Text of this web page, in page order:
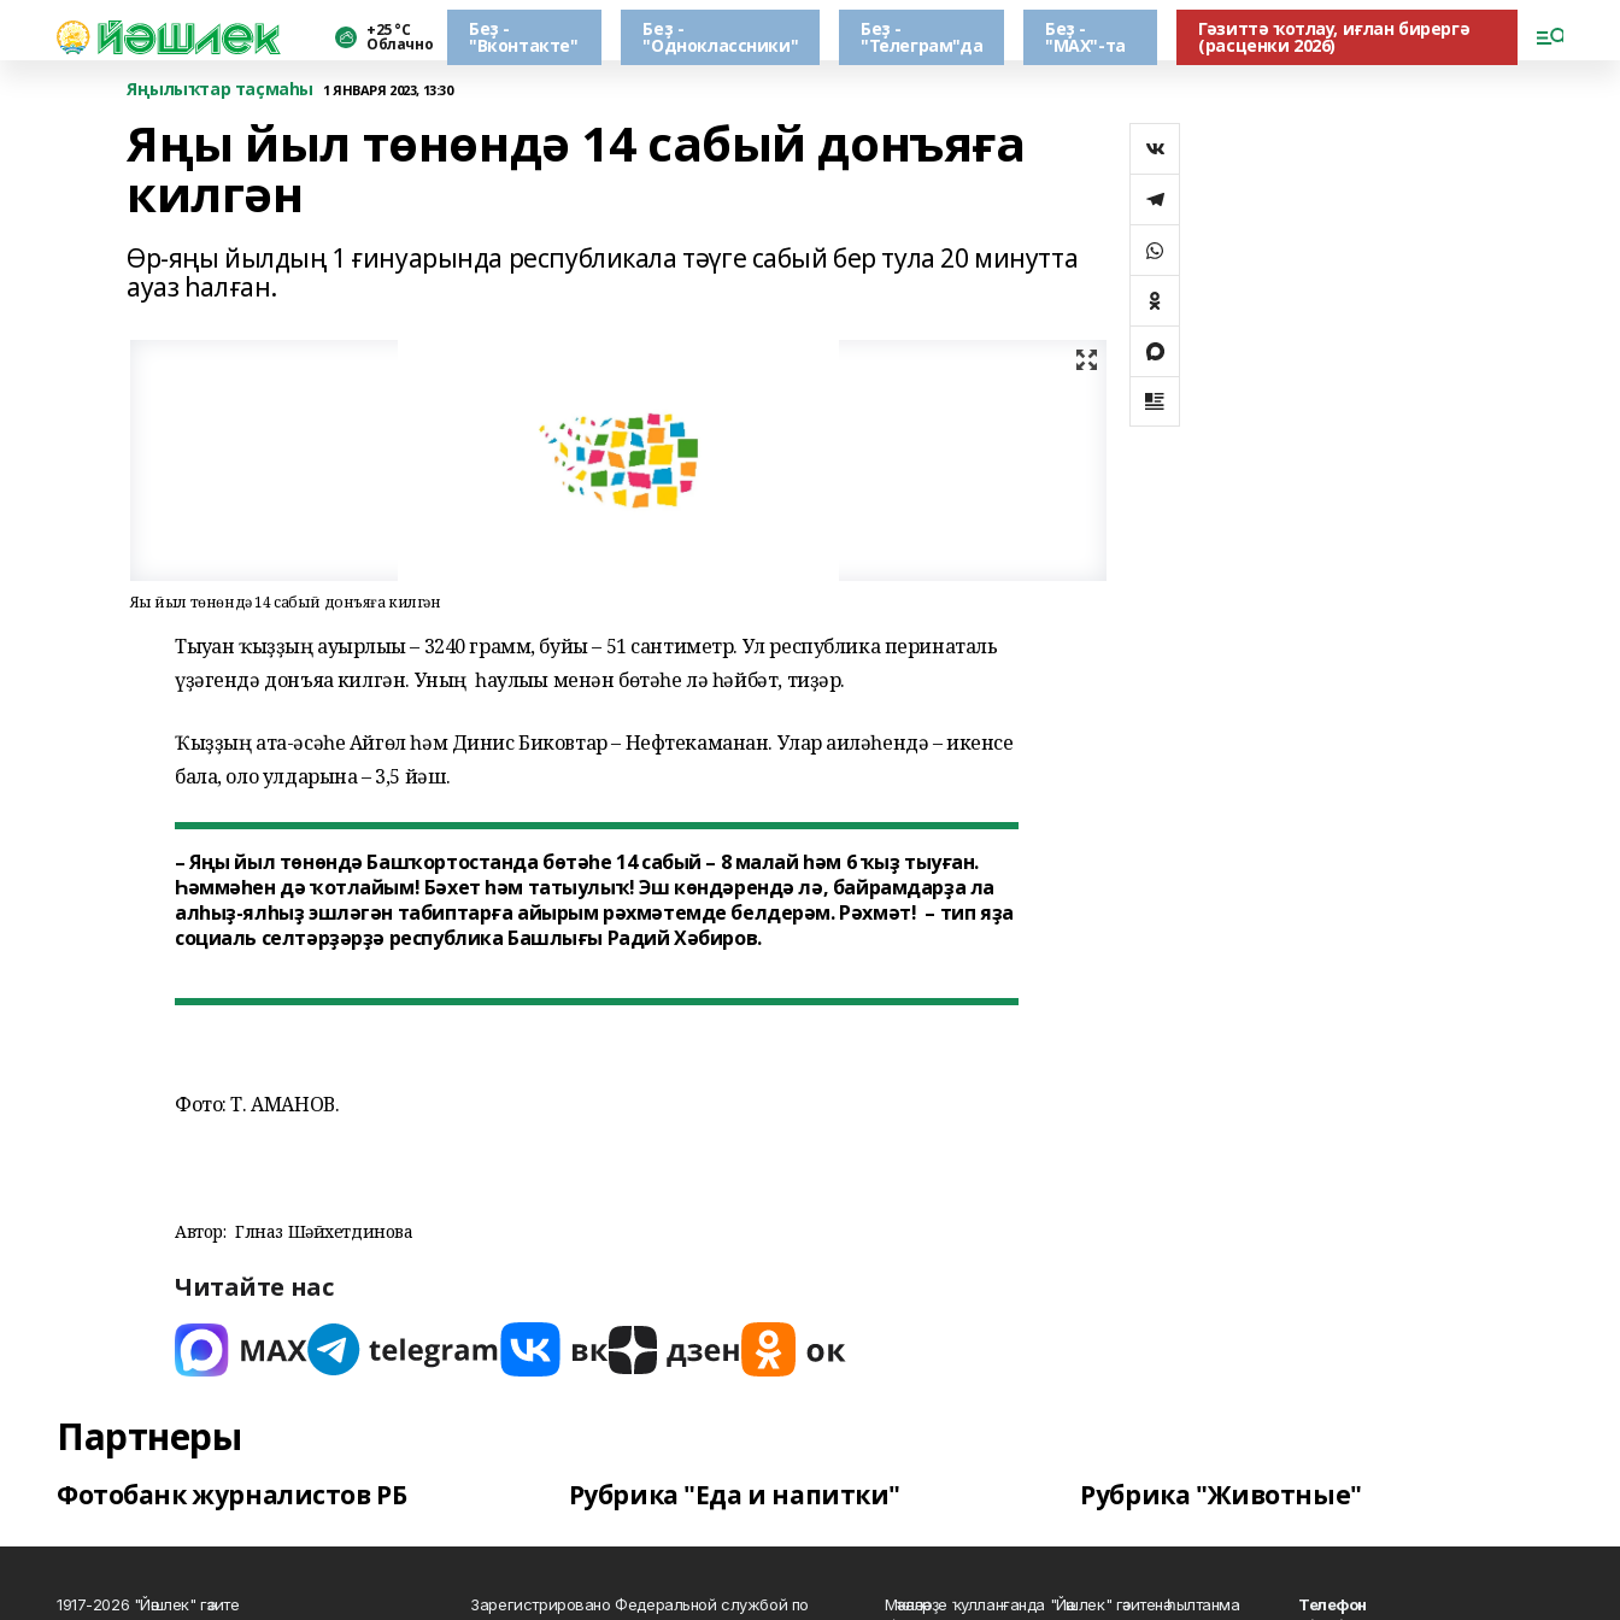
+25 °С
Облачно
Беҙ -
"Вконтакте"
Беҙ -
"Одноклассники"
Беҙ -
"Телеграм"да
Беҙ -
"МАХ"-та
Гәзиттә ҡотлау, иғлан бирергә
(расценки 2026)
Яңылыҡтар таҫмаһы
1 ЯНВАРЯ 2023, 13:30
Яңы йыл төнөндә 14 сабый донъяға
килгән
Өр-яңы йылдың 1 ғинуарында республикала тәүге сабый бер тула 20 минутта
ауаз һалған.
Яңы йыл төнөндә 14 сабый донъяға килгән
Тыуған ҡыҙҙың ауырлығы – 3240 грамм, буйы – 51 сантиметр. Ул республика перинаталь
үҙәгендә донъяға килгән. Уның һаулығы менән бөтәһе лә һәйбәт, тиҙәр.
Ҡыҙҙың ата-әсәһе Айгөл һәм Динис Биковтар – Нефтекаманан. Улар ғаиләһендә – икенсе
бала, оло улдарына – 3,5 йәш.
– Яңы йыл төнөндә Башҡортостанда бөтәһе 14 сабый – 8 малай һәм 6 ҡыҙ тыуған.
Һәммәһен дә ҡотлайым! Бәхет һәм татыулыҡ! Эш көндәрендә лә, байрамдарҙа ла
алһыҙ-ялһыҙ эшләгән табиптарға айырым рәхмәтемде белдерәм. Рәхмәт! – тип яҙа
социаль селтәрҙәрҙә республика Башлығы Радий Хәбиров.
Фото: Т. АМАНОВ.
Автор: Гөлназ Шәйхетдинова
Читайте нас
Партнеры
Фотобанк журналистов РБ Рубрика "Еда и напитки" Рубрика "Животные"
1917-2026 "Йәшлек" гәзите
Зарегистрировано Федеральной службой по
Мәҡәләләрҙе ҡулланғанда "Йәшлек" гәзитенә һылтанма
Телефон